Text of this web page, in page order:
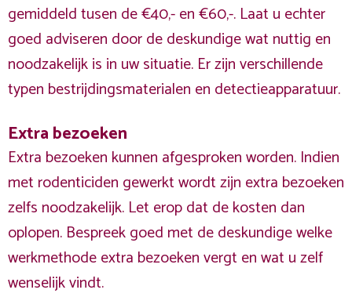
gemiddeld tusen de €40,- en €60,-. Laat u echter
goed adviseren door de deskundige wat nuttig en
noodzakelijk is in uw situatie. Er zijn verschillende
typen bestrijdingsmaterialen en detectieapparatuur.
Extra bezoeken
Extra bezoeken kunnen afgesproken worden. Indien
met rodenticiden gewerkt wordt zijn extra bezoeken
zelfs noodzakelijk. Let erop dat de kosten dan
oplopen. Bespreek goed met de deskundige welke
werkmethode extra bezoeken vergt en wat u zelf
wenselijk vindt.